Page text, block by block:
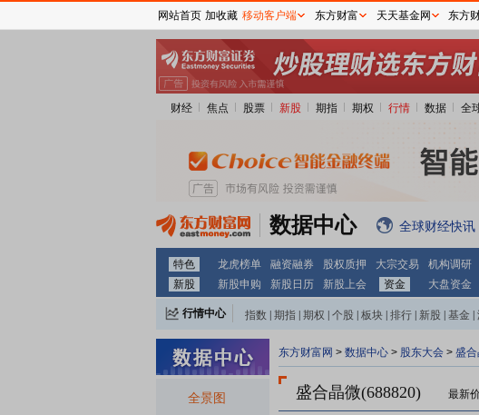
财经 焦点 股票 新股 期指 期权 行情 数据 全
数据中心 全球财经快讯
特色 龙虎榜单 融资融券 股权质押 大宗交易 机构调研
新股
新股申购 新股日历 新股上会 资金 大盘资金
行情中心 指数 期指 期权 个股 板块 排行 新股 基金
全景图
东方财富网 > 数据中心 > 股东大会 > 盛
盛合晶微(688820) 最新
网站首页 加收藏 移动客户端 东方财富 天天基金网 东方